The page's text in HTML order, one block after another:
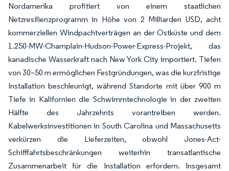
Nordamerika profitiert von einem staatlichen
Netzresilienzprogramm in Höhe von 2 Milliarden USD, acht
kommerziellen Windpachtverträgen an der Ostküste und dem
1.250-MW-Champlain-Hudson-Power-Express-Projekt, das
kanadische Wasserkraft nach New York City importiert. Tiefen
von 30–50 m ermöglichen Festgründungen, was die kurzfristige
Installation beschleunigt, während Standorte mit über 900 m
Tiefe in Kalifornien die Schwimmtechnologie in der zweiten
Hälfte des Jahrzehnts vorantreiben werden.
Kabelwerksinvestitionen in South Carolina und Massachusetts
verkürzen die Lieferzeiten, obwohl Jones-Act-
Schifffahrtsbeschränkungen weiterhin transatlantische
Zusammenarbeit für die Installation erfordern. Insgesamt